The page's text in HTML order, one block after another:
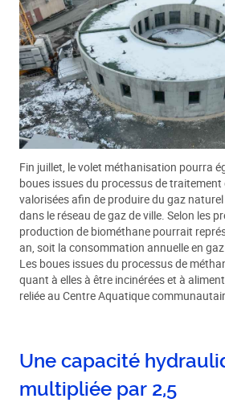
Fin juillet, le volet méthanisation pourra
boues issues du processus de
valorisées afin de produire du gaz
dans le réseau de gaz de ville. Selon les
production de biométhane pourrait
an, soit la consommation annuelle en
Les boues issues du processus de
quant à elles à être incinérées et à
reliée au Centre Aquatique
Une capacité
multipliée par 2,5